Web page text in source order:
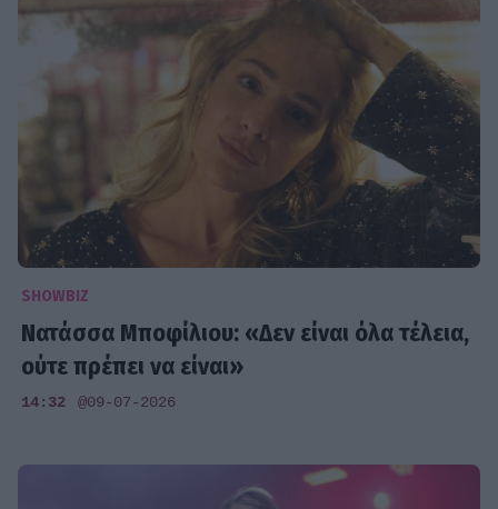
SHOWBIZ
Νατάσσα Μποφίλιου: «Δεν είναι όλα τέλεια,
ούτε πρέπει να είναι»
14:32 @09-07-2026